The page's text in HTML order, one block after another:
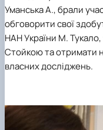
Уманська А., брали
обговорити свої
НАН України М.
Стойкою та отримати
власних досліджень.